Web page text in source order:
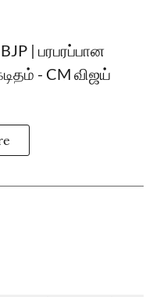
| பரபரப்பான
- CM விஜய்